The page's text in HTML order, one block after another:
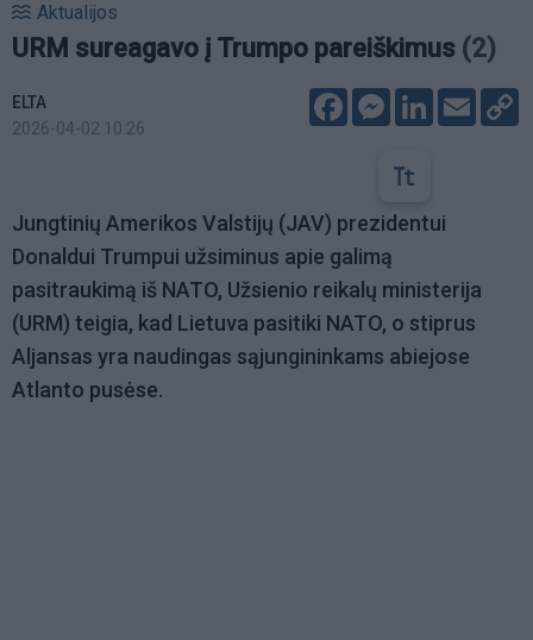
Aktualijos
URM sureagavo į Trumpo pareiškimus (2)
ELTA
2026-04-02 10:26
FacebookMessenger
LinkedIn
Email
Jungtinių Amerikos Valstijų (JAV) prezidentui
Donaldui Trumpui užsiminus apie galimą
pasitraukimą iš NATO, Užsienio reikalų ministerija
(URM) teigia, kad Lietuva pasitiki NATO, o stiprus
Aljansas yra naudingas sąjungininkams abiejose
Atlanto pusėse.